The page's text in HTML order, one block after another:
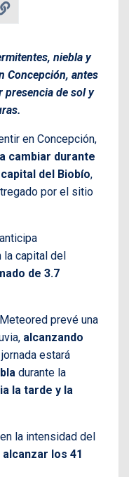
niebla y
Concepción, antes
presencia de sol y
en Concepción,
cambiar durante
del Biobío,
por el sitio
la capital del
de 3.7
prevé una
alcanzando
estará
durante la
la tarde y la
la intensidad del
los 41